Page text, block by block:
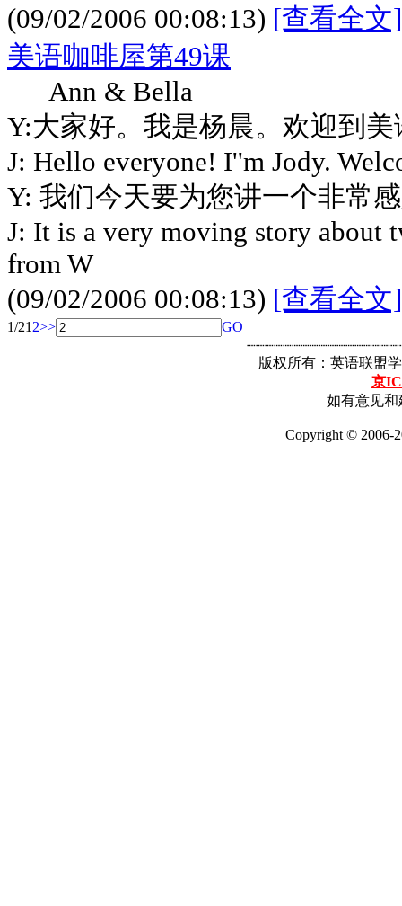
(09/02/2006 00:08:13) [查看全文]
美语咖啡屋第49课
Ann & Bella
Y:大家好。我是杨晨。欢迎到
J: Hello everyone! I''m Jody.
Y: 我们今天要为您讲一个非常
J: It is a very moving story about
from W
(09/02/2006 00:08:13) [查看全文]
1/21 2>>
GO
版权所有：英语联盟
京
如有意见和
Copyright © 2006-